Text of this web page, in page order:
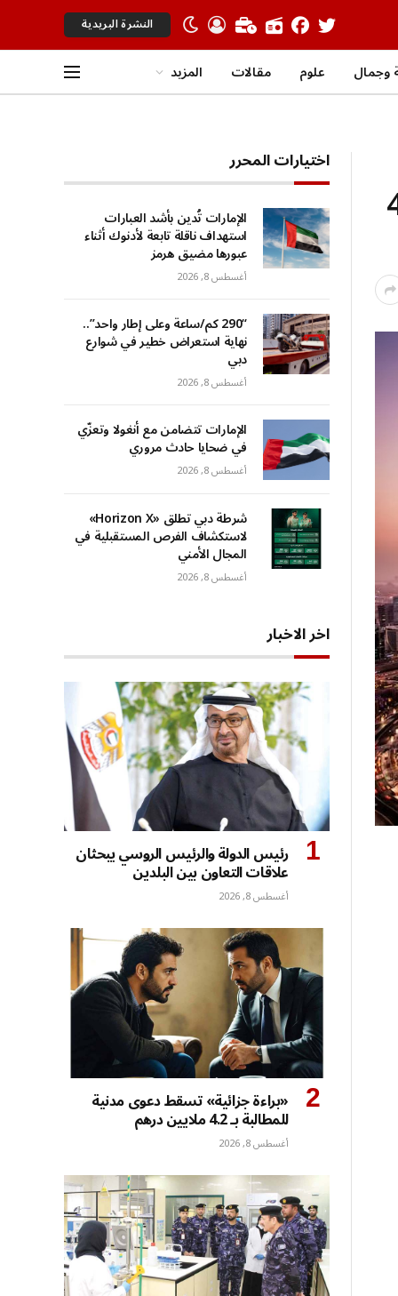
النشرة البريدية
علوم مقالات المزيد
تصل إلى 41
اختيارات المحرر
الإمارات تُدين بأشد العبارات
استهداف ناقلة تابعة لأدنوك أثناء
عبورها مضيق هرمز
أغسطس 8, 2026
“290 كم/ساعة وعلى إطار واحد”..
نهاية استعراض خطير في شوارع
دبي
أغسطس 8, 2026
الإمارات تتضامن مع أنغولا وتعزّي
في ضحايا حادث مروري
أغسطس 8, 2026
شرطة دبي تطلق «Horizon X»
لاستكشاف الفرص المستقبلية في
المجال الأمني
أغسطس 8, 2026
اخر الاخبار
رئيس الدولة والرئيس الروسي يبحثان
علاقات التعاون بين البلدين
أغسطس 8, 2026
«براءة جزائية» تسقط دعوى مدنية
للمطالبة بـ 4.2 ملايين درهم
أغسطس 8, 2026